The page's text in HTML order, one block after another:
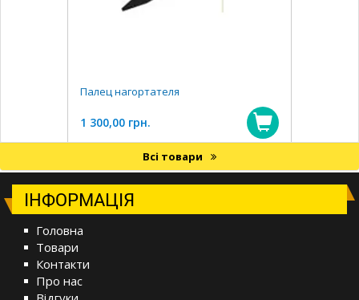
Палец нагортателя
1 300,00 грн.
Всі товари
ІНФОРМАЦІЯ
Головна
Товари
Контакти
Про нас